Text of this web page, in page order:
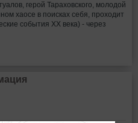
герой Тараховского, молодой
хаосе в поисках себя, проходит
события ХХ века) - через